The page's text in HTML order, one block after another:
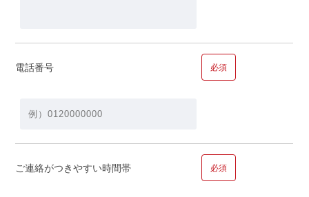
電話番号 必須
ご連絡がつきやすい時間帯 必須
年収
ご家族で合計すると…
万円